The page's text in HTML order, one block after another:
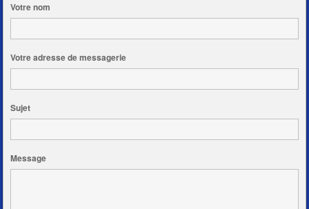
Votre nom
Votre adresse de messagerie
Sujet
Message